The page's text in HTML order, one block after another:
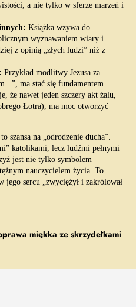
a nie tylko w sferze marzeń i
Książka wzywa do
wyznawaniem wiary i
z opinią „złych ludzi” niż z
Przykład modlitwy Jezusa za
ma stać się fundamentem
że nawet jeden szczery akt żalu,
Łotra), ma moc otworzyć
szansa na „odrodzenie ducha”.
katolikami, lecz ludźmi pełnymi
jest nie tylko symbolem
nauczycielem życia. To
jego sercu „zwyciężył i zakrólował
miękka ze skrzydełkami